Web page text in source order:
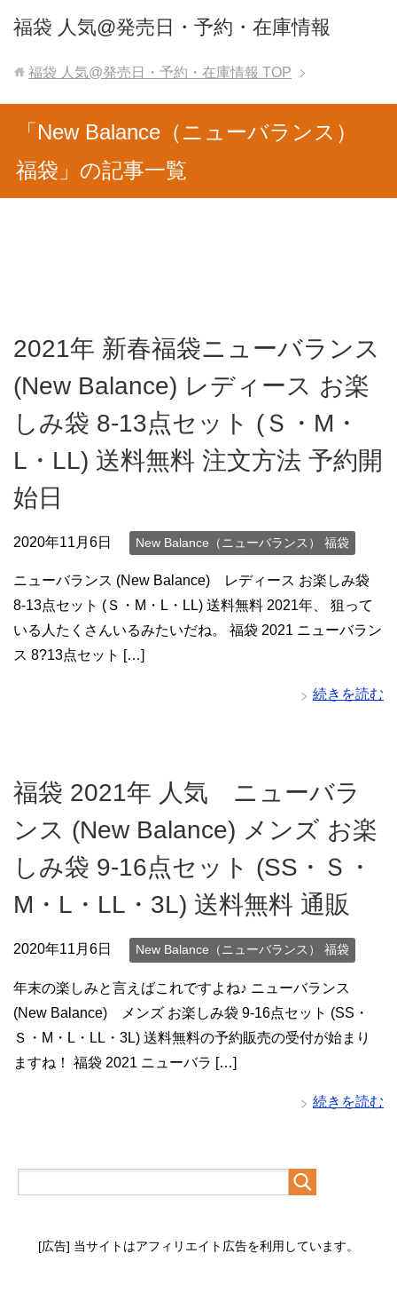
福袋 人気@発売日・予約・在庫情報
福袋 人気@発売日・予約・在庫情報 TOP
「New Balance（ニューバランス）
福袋」の記事一覧
2021年 新春福袋ニューバランス
(New Balance) レディース お楽
しみ袋 8-13点セット (Ｓ・M・
L・LL) 送料無料 注文方法 予約開
始日
2020年11月6日 New Balance（ニューバランス） 福袋
ニューバランス (New Balance) レディース お楽しみ袋
8-13点セット (Ｓ・M・L・LL) 送料無料 2021年、 狙って
いる人たくさんいるみたいだね。 福袋 2021 ニューバラン
ス 8?13点セット […]
続きを読む
福袋 2021年 人気 ニューバラ
ンス (New Balance) メンズ お楽
しみ袋 9-16点セット (SS・Ｓ・
M・L・LL・3L) 送料無料 通販
2020年11月6日 New Balance（ニューバランス） 福袋
年末の楽しみと言えばこれですよね♪ ニューバランス
(New Balance) メンズ お楽しみ袋 9-16点セット (SS・
Ｓ・M・L・LL・3L) 送料無料の予約販売の受付が始まり
ますね！ 福袋 2021 ニューバラ […]
続きを読む
[広告] 当サイトはアフィリエイト広告を利用しています。